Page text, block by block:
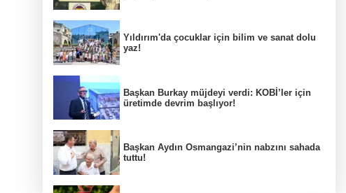
Yıldırım'da çocuklar için bilim ve sanat dolu
yaz!
Başkan Burkay müjdeyi verdi: KOBİ’ler için
üretimde devrim başlıyor!
Başkan Aydın Osmangazi’nin nabzını sahada
tuttu!